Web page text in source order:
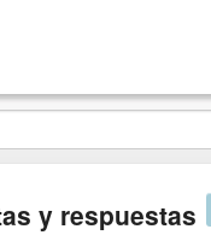
y respuestas